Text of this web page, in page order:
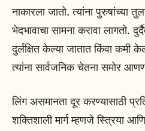
नाकारला जातो. त्यांना पुरुषांच्या
भेदभावाचा सामना करावा लागतो.
दुर्लक्षित केल्या जातात किंवा कमी
त्यांना सार्वजनिक चेतना समोर
लिंग असमानता दूर करण्यासाठी
शक्तिशाली मार्ग म्हणजे स्त्रिया